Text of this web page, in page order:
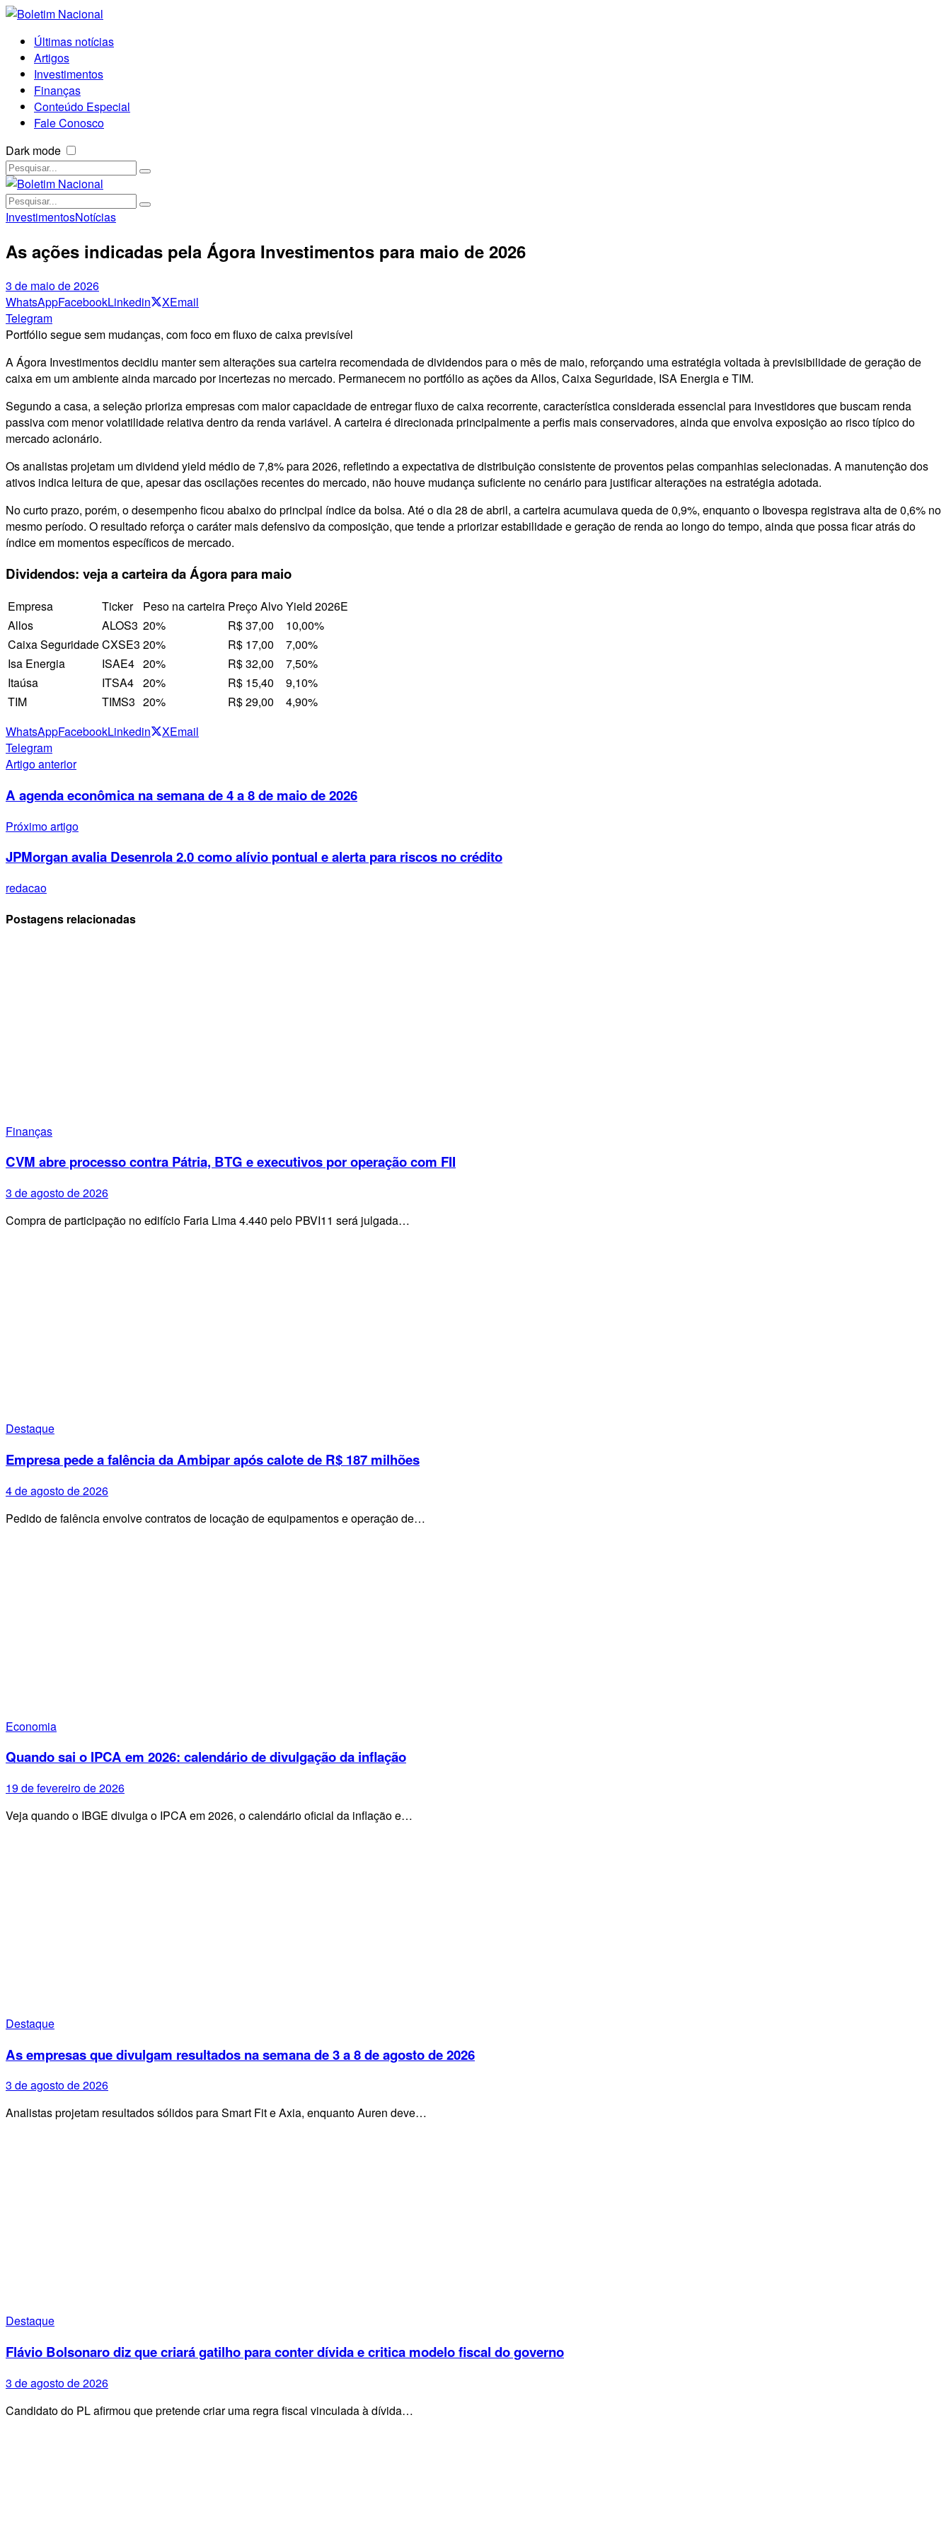
Últimas notícias
Artigos
Investimentos
Finanças
Conteúdo Especial
Fale Conosco
Dark mode
InvestimentosNotícias
As ações indicadas pela Ágora Investimentos para maio de 2026
3 de maio de 2026
WhatsAppFacebookLinkedin XEmail
Telegram
Portfólio segue sem mudanças, com foco em fluxo de caixa previsível
A Ágora Investimentos decidiu manter sem alterações sua carteira recomendada de dividendos para o mês de maio, reforçando uma estratégia voltada à previsibilidade de geração de
caixa em um ambiente ainda marcado por incertezas no mercado. Permanecem no portfólio as ações da Allos, Caixa Seguridade, ISA Energia e TIM.
Segundo a casa, a seleção prioriza empresas com maior capacidade de entregar fluxo de caixa recorrente, característica considerada essencial para investidores que buscam renda
passiva com menor volatilidade relativa dentro da renda variável. A carteira é direcionada principalmente a perfis mais conservadores, ainda que envolva exposição ao risco típico do
mercado acionário.
Os analistas projetam um dividend yield médio de 7,8% para 2026, refletindo a expectativa de distribuição consistente de proventos pelas companhias selecionadas. A manutenção dos
ativos indica leitura de que, apesar das oscilações recentes do mercado, não houve mudança suficiente no cenário para justificar alterações na estratégia adotada.
No curto prazo, porém, o desempenho ficou abaixo do principal índice da bolsa. Até o dia 28 de abril, a carteira acumulava queda de 0,9%, enquanto o Ibovespa registrava alta de 0,6% no
mesmo período. O resultado reforça o caráter mais defensivo da composição, que tende a priorizar estabilidade e geração de renda ao longo do tempo, ainda que possa ficar atrás do
índice em momentos específicos de mercado.
Dividendos: veja a carteira da Ágora para maio
Empresa Ticker Peso na carteira Preço AlvoYield 2026E
Allos
ALOS3 20% R$ 37,00
10,00%
Caixa SeguridadeCXSE3 20% R$ 17,00
7,00%
Isa Energia
ISAE4 20% R$ 32,00
7,50%
Itaúsa
ITSA4 20% R$ 15,40
9,10%
TIM
TIMS3 20% R$ 29,00
4,90%
WhatsAppFacebookLinkedin XEmail
Telegram
Artigo anterior
A agenda econômica na semana de 4 a 8 de maio de 2026
Próximo artigo
JPMorgan avalia Desenrola 2.0 como alívio pontual e alerta para riscos no crédito
redacao
Postagens relacionadas
Finanças
CVM abre processo contra Pátria, BTG e executivos por operação com FII
3 de agosto de 2026
Compra de participação no edifício Faria Lima 4.440 pelo PBVI11 será julgada…
Destaque
Empresa pede a falência da Ambipar após calote de R$ 187 milhões
4 de agosto de 2026
Pedido de falência envolve contratos de locação de equipamentos e operação de…
Economia
Quando sai o IPCA em 2026: calendário de divulgação da inflação
19 de fevereiro de 2026
Veja quando o IBGE divulga o IPCA em 2026, o calendário oficial da inflação e…
Destaque
As empresas que divulgam resultados na semana de 3 a 8 de agosto de 2026
3 de agosto de 2026
Analistas projetam resultados sólidos para Smart Fit e Axia, enquanto Auren deve…
Destaque
Flávio Bolsonaro diz que criará gatilho para conter dívida e critica modelo fiscal do governo
3 de agosto de 2026
Candidato do PL afirmou que pretende criar uma regra fiscal vinculada à dívida…